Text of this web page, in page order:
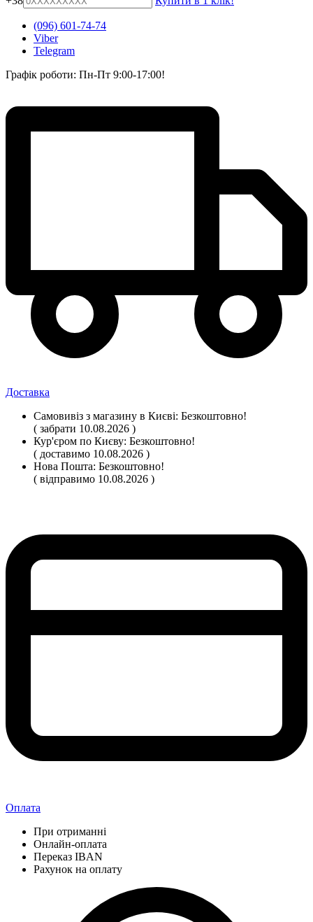
(096) 601-74-74
Viber
Telegram
Графік роботи: Пн-Пт 9:00-17:00!
Доставка
Самовивіз з магазину в Києві: Безкоштовно!
( забрати 10.08.2026 )
Кур'єром по Києву: Безкоштовно!
( доставимо 10.08.2026 )
Нова Пошта: Безкоштовно!
( відправимо 10.08.2026 )
Оплата
При отриманні
Онлайн-оплата
Переказ IBAN
Рахунок на оплату